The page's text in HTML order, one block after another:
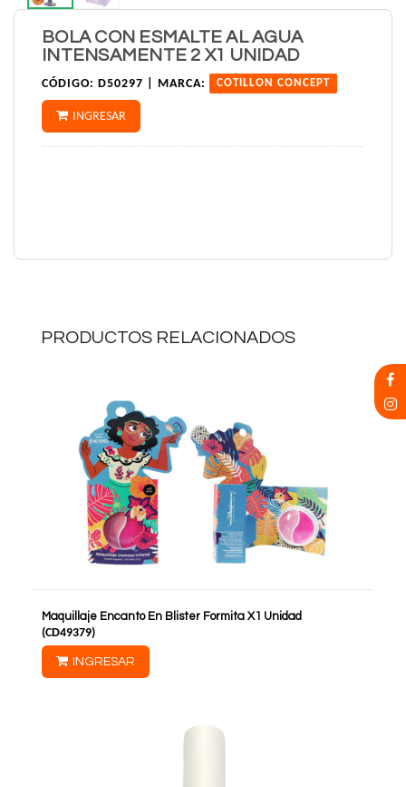
BOLA CON ESMALTE AL AGUA
INTENSAMENTE 2 X1 UNIDAD
CÓDIGO: D50297 | MARCA: COTILLON CONCEPT
INGRESAR
PRODUCTOS RELACIONADOS
Maquillaje Encanto En Blister Formita X1 Unidad
(CD49379)
INGRESAR